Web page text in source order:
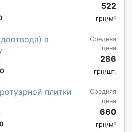
522
грн/м²
в
Средняя
цена
286
грн/шт.
плитки
Средняя
цена
660
грн/м²